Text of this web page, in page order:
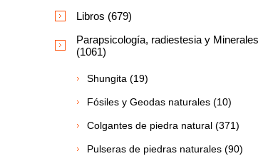
Libros (679)
Parapsicología, radiestesia y Minerales
(1061)
Shungita (19)
Fósiles y Geodas naturales (10)
Colgantes de piedra natural (371)
Pulseras de piedras naturales (90)